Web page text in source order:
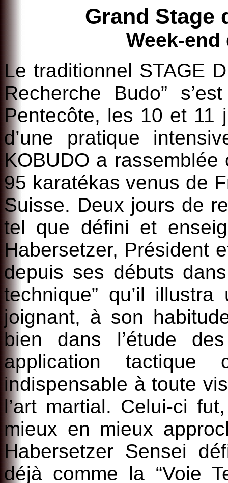
Grand Stage
Week-end
Le traditionnel STAGE
Recherche Budo”
Pentecôte, les 10 et 11
d’une pratique
KOBUDO a
95 karatékas venus de
Suisse. Deux jours de
tel que défini et
Habersetzer, Président
depuis ses débuts
technique” qu’il
joignant, à son
bien dans l’étude
application tactique
indispensable à toute
l’art martial. Celui-ci
mieux en mieux
Habersetzer Sensei
déjà comme la “Voie